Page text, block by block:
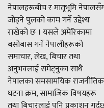
नेपालहरूबीच र मातृभूमि
जोड्ने पुलको काम गर्ने उद्देश्य
राखेको छ । यसले अमेरिकामा
बसोबास गर्ने नेपालीहरूको
समाचार, लेख, बिचार तथा
अनुभवलाई समेट्नुका साथै
नेपालका समसामयिक राजनीतिक
घटना क्रम, सामाजिक विषयहरू